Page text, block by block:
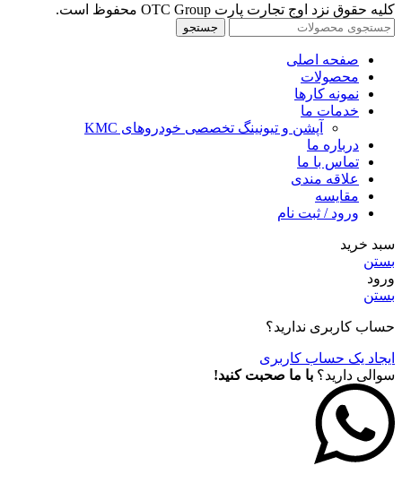
کلیه حقوق نزد اوج تجارت پارت OTC Group محفوظ است.
جستجو
صفحه اصلی
محصولات
نمونه کارها
خدمات ما
آپشن و تیونینگ تخصصی خودروهای KMC
درباره ما
تماس با ما
علاقه مندی
مقايسه
ورود / ثبت نام
سبد خرید
بستن
ورود
بستن
حساب کاربری ندارید؟
ایجاد یک حساب کاربری
سوالی دارید؟ با ما صحبت کنید!